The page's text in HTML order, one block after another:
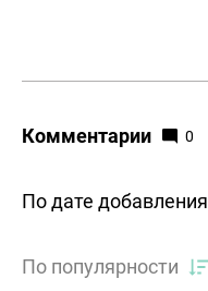
Комментарии 0
По дате добавления
По популярности